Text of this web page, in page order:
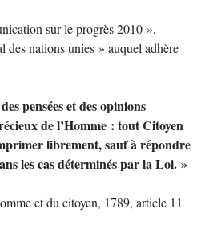
sur le progrès 2010 »,
nations unies » auquel adhère
pensées et des opinions
de l’Homme : tout Citoyen
librement, sauf à répondre
les cas déterminés par la Loi. »
et du citoyen, 1789, article 11